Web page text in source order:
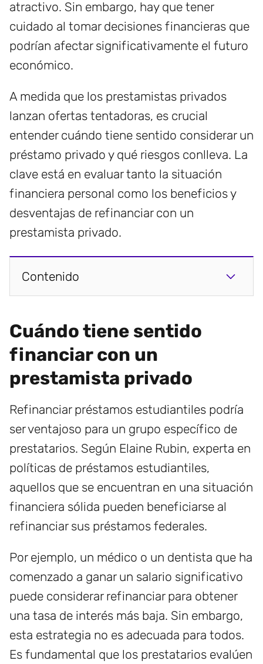
atractivo. Sin embargo, hay que tener
cuidado al tomar decisiones financieras que
podrían afectar significativamente el futuro
económico.
A medida que los prestamistas privados
lanzan ofertas tentadoras, es crucial
entender cuándo tiene sentido considerar un
préstamo privado y qué riesgos conlleva. La
clave está en evaluar tanto la situación
financiera personal como los beneficios y
desventajas de refinanciar con un
prestamista privado.
Contenido
Cuándo tiene sentido
financiar con un
prestamista privado
Refinanciar préstamos estudiantiles podría
ser ventajoso para un grupo específico de
prestatarios. Según Elaine Rubin, experta en
políticas de préstamos estudiantiles,
aquellos que se encuentran en una situación
financiera sólida pueden beneficiarse al
refinanciar sus préstamos federales.
Por ejemplo, un médico o un dentista que ha
comenzado a ganar un salario significativo
puede considerar refinanciar para obtener
una tasa de interés más baja. Sin embargo,
esta estrategia no es adecuada para todos.
Es fundamental que los prestatarios evalúen